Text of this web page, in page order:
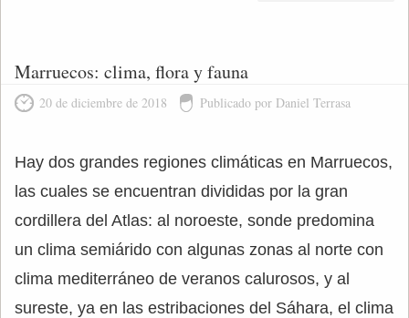
Marruecos: clima, flora y fauna
20 de diciembre de 2018 Publicado por Daniel Terrasa
Hay dos grandes regiones climáticas en Marruecos,
las cuales se encuentran divididas por la gran
cordillera del Atlas: al noroeste, sonde predomina
un clima semiárido con algunas zonas al norte con
clima mediterráneo de veranos calurosos, y al
sureste, ya en las estribaciones del Sáhara, el clima